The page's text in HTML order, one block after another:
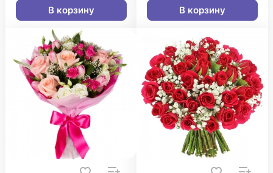
В корзину В корзину